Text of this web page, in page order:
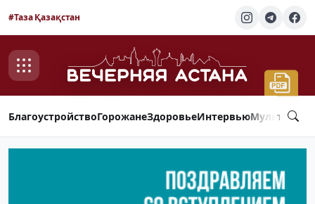
#Таза Қазақстан
БлагоустройствоГорожанеЗдоровьеИнтервью